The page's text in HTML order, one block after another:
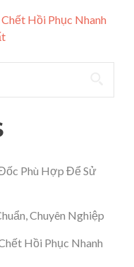
Hồi Phục Nhanh
Phù Hợp Để Sử
Chuyên Nghiệp
Hồi Phục Nhanh